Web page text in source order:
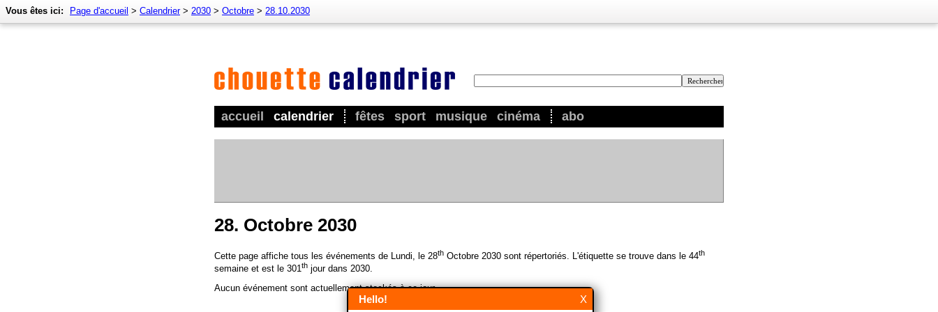
accueil calendrier fêtes sport musique cinéma abo
Vous êtes ici: Page d'accueil > Calendrier> 2030 > Octobre > 28.10.2030
28. Octobre 2030
Cette page affiche tous les événements de Lundi, le 28th Octobre 2030 sont répertoriés. L'étiquette se trouve dans le 44th
semaine et est le 301th jour dans 2030.
Aucun événement sont actuellement stockés à ce jour.
X
Hello!